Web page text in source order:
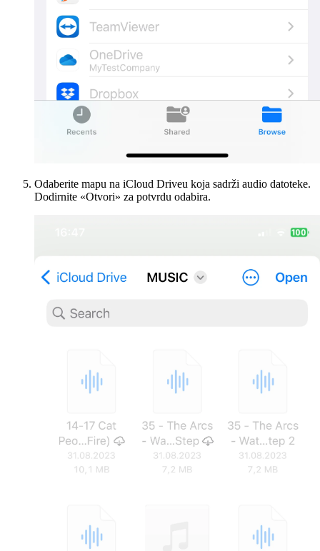
Odaberite mapu na iCloud Driveu koja sadrži audio datoteke.
Dodirnite «Otvori» za potvrdu odabira.